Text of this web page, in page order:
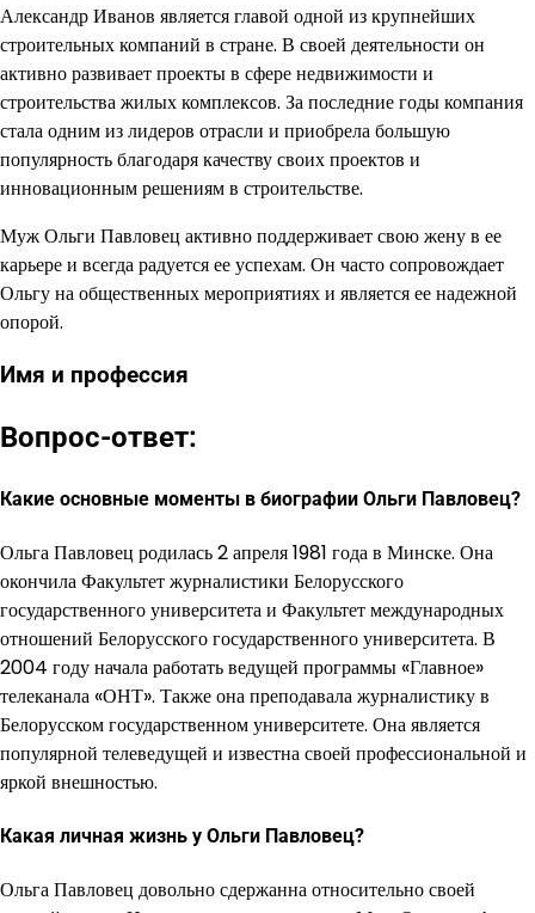
Александр Иванов является главой одной из крупнейших
строительных компаний в стране. В своей деятельности он
активно развивает проекты в сфере недвижимости и
строительства жилых комплексов. За последние годы компания
стала одним из лидеров отрасли и приобрела большую
популярность благодаря качеству своих проектов и
инновационным решениям в строительстве.
Муж Ольги Павловец активно поддерживает свою жену в ее
карьере и всегда радуется ее успехам. Он часто сопровождает
Ольгу на общественных мероприятиях и является ее надежной
опорой.
Имя и профессия
Вопрос-ответ:
Какие основные моменты в биографии Ольги Павловец?
Ольга Павловец родилась 2 апреля 1981 года в Минске. Она
окончила Факультет журналистики Белорусского
государственного университета и Факультет международных
отношений Белорусского государственного университета. В
2004 году начала работать ведущей программы «Главное»
телеканала «ОНТ». Также она преподавала журналистику в
Белорусском государственном университете. Она является
популярной телеведущей и известна своей профессиональной и
яркой внешностью.
Какая личная жизнь у Ольги Павловец?
Ольга Павловец довольно сдержанна относительно своей